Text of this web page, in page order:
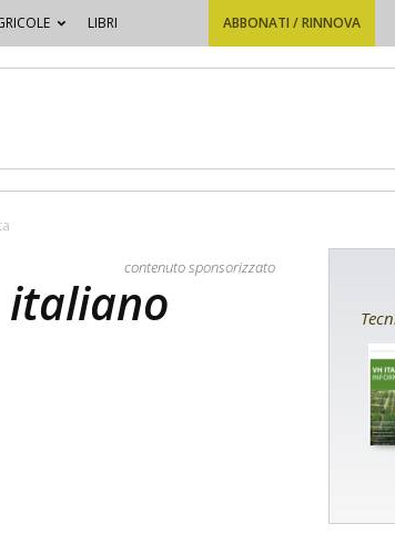
LIBRI ABBONATI / RINNOVA
contenuto sponsorizzato
italiano